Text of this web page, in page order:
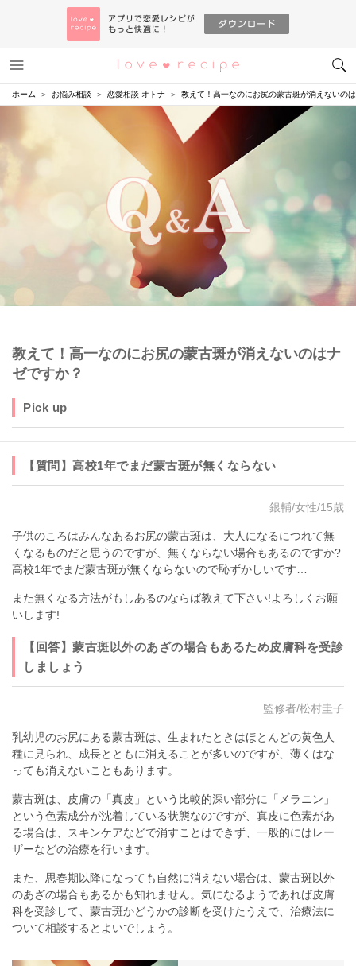
恋愛レシピ
ホーム お悩み相談 恋愛相談 オトナ 教えて！高一なのにお尻の蒙古斑が消えないの
教えて！高一なのにお尻の蒙古斑が消えないのはナ
ゼですか？
Pick up
【質問】高校1年でまだ蒙古斑が無くならない
銀輔/女性/15歳
子供のころはみんなあるお尻の蒙古斑は、大人になるにつれて無
くなるものだと思うのですが、無くならない場合もあるのですか?
高校1年でまだ蒙古斑が無くならないので恥ずかしいです…
また無くなる方法がもしあるのならば教えて下さい!よろしくお願
いします!
【回答】蒙古斑以外のあざの場合もあるため皮膚科を受診
しましょう
監修者/松村圭子
乳幼児のお尻にある蒙古斑は、生まれたときはほとんどの黄色人
種に見られ、成長とともに消えることが多いのですが、薄くはな
っても消えないこともあります。
蒙古斑は、皮膚の「真皮」という比較的深い部分に「メラニン」
という色素成分が沈着している状態なのですが、真皮に色素があ
る場合は、スキンケアなどで消すことはできず、一般的にはレー
ザーなどの治療を行います。
また、思春期以降になっても自然に消えない場合は、蒙古斑以外
のあざの場合もあるかも知れません。気になるようであれば皮膚
科を受診して、蒙古斑かどうかの診断を受けたうえで、治療法に
ついて相談するとよいでしょう。